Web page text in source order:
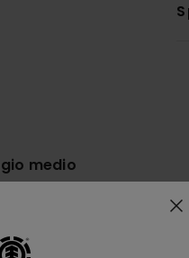
medio